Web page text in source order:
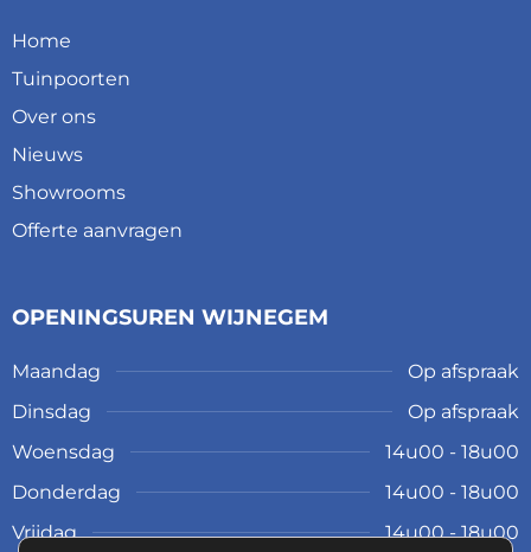
Home
Tuinpoorten
Over ons
Nieuws
Showrooms
Offerte aanvragen
OPENINGSUREN WIJNEGEM
Maandag
Op afspraak
Dinsdag
Op afspraak
Woensdag
14u00 - 18u00
Donderdag
14u00 - 18u00
Vrijdag
14u00 - 18u00